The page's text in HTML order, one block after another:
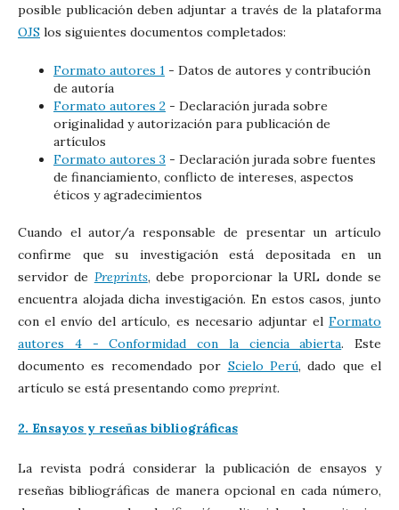
posible publicación deben adjuntar a través de la plataforma
OJS los siguientes documentos completados:
Formato autores 1 - Datos de autores y contribución
de autoría
Formato autores 2 - Declaración jurada sobre
originalidad y autorización para publicación de
artículos
Formato autores 3 - Declaración jurada sobre fuentes
de financiamiento, conflicto de intereses, aspectos
éticos y agradecimientos
Cuando el autor/a responsable de presentar un artículo
confirme que su investigación está depositada en un
servidor de Preprints, debe proporcionar la URL donde se
encuentra alojada dicha investigación. En estos casos, junto
con el envío del artículo, es necesario adjuntar el Formato
autores 4 - Conformidad con la ciencia abierta. Este
documento es recomendado por Scielo Perú, dado que el
artículo se está presentando como preprint.
2. Ensayos y reseñas bibliográficas
La revista podrá considerar la publicación de ensayos y
reseñas bibliográficas de manera opcional en cada número,